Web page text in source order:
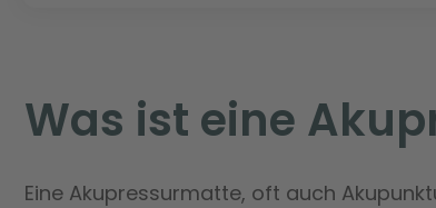
Was ist eine
Eine Akupressurmatte, oft auch